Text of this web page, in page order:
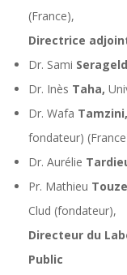
(France),
Directrice
Dr. Sami
Dr. Inès Taha,
Dr. Wafa Tamzini,
fondateur)
Dr. Aurélie
Pr. Mathieu
Clud (fondateur),
Directeur du
Public